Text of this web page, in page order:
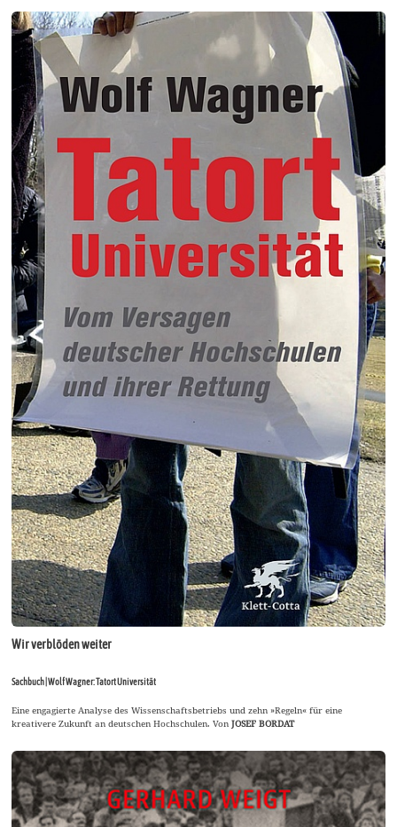
Wir verblöden weiter
Sachbuch | Wolf Wagner: Tatort Universität
Eine engagierte Analyse des Wissenschaftsbetriebs und zehn »Regeln« für eine
kreativere Zukunft an deutschen Hochschulen. VonJOSEF BORDAT